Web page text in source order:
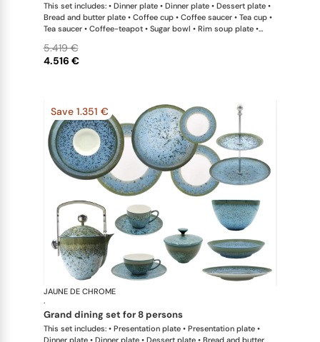
This set includes: • Dinner plate • Dinner plate • Dessert plate •
Bread and butter plate • Coffee cup • Coffee saucer • Tea cup •
Tea saucer • Coffee-teapot • Sugar bowl • Rim soup plate •
4.516 €
5.419 €
Save 1.351 €
JAUNE DE CHROME
·
grand dining set for 8 persons
This set includes: • Presentation plate • Presentation plate •
Dinner plate • Dinner plate • Dessert plate • Bread and butter